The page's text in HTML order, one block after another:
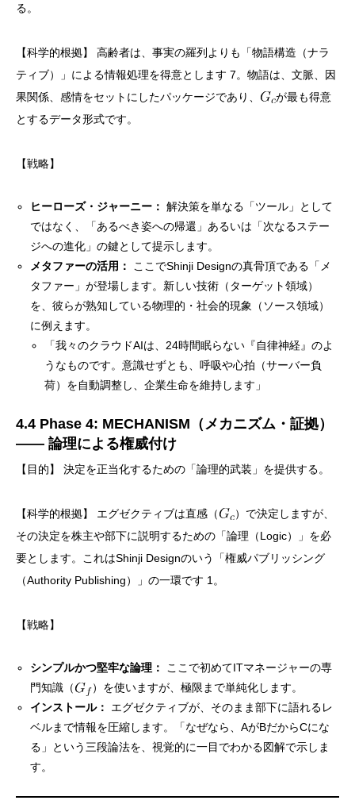
る。
【科学的根拠】 高齢者は、事実の羅列よりも「物語構造（ナラ
ティブ）」による情報処理を得意とします 7。物語は、文脈、因
果関係、感情をセットにしたパッケージであり、
が最も得意
とするデータ形式です。
【戦略】
ヒーローズ・ジャーニー： 解決策を単なる「ツール」として
ではなく、「あるべき姿への帰還」あるいは「次なるステー
ジへの進化」の鍵として提示します。
メタファーの活用：
ここでShinji Designの真骨頂である「メ
タファー」が登場します。新しい技術（ターゲット領域）
を、彼らが熟知している物理的・社会的現象（ソース領域）
に例えます。
「我々のクラウドAIは、24時間眠らない『自律神経』のよ
うなものです。意識せずとも、呼吸や心拍（サーバー負
荷）を自動調整し、企業生命を維持します」
4.4 Phase 4: MECHANISM（メカニズム・証拠）
—— 論理による権威付け
【目的】 決定を正当化するための「論理的武装」を提供する。
【科学的根拠】 エグゼクティブは直感（
）で決定しますが、
その決定を株主や部下に説明するための「論理（Logic）」を必
要とします。これはShinji Designのいう「権威パブリッシング
（Authority Publishing）」の一環です 1。
【戦略】
シンプルかつ堅牢な論理：
ここで初めてITマネージャーの専
門知識（
）を使いますが、極限まで単純化します。
インストール：
エグゼクティブが、そのまま部下に語れるレ
ベルまで情報を圧縮します。「なぜなら、AがBだからCにな
る」という三段論法を、視覚的に一目でわかる図解で示しま
す。